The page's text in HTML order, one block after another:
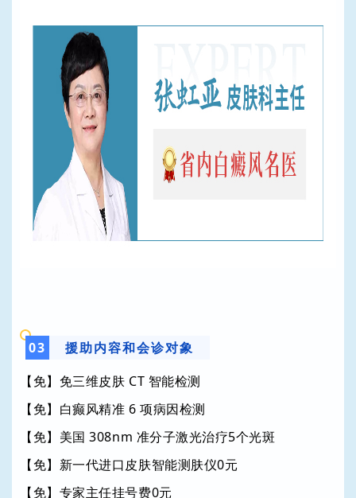
03
援助内容和会诊对象
【免】免三维皮肤 CT 智能检测
【免】白癫风精准 6 项病因检测
【免】美国 308nm 准分子激光治疗5个光斑
【免】新一代进口皮肤智能测肤仪0元
【免】专家主任挂号费0元